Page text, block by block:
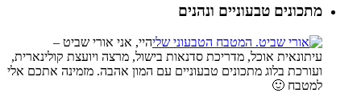
מתכונים טבעוניים ונהנים
היי, אני אורי שביט –
עיתונאית אוכל, מדריכת סדנאות בישול, מרצה ויועצת קולינארית,
ועורכת בלוג מתכונים טבעוניים עם המון אהבה. מזמינה אתכם אלי
למטבח 🙂